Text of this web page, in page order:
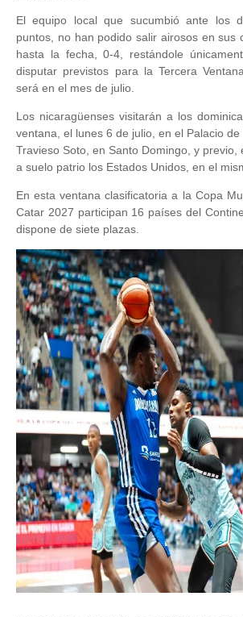
El equipo local que sucumbió ante los
puntos, no han podido salir airosos en sus
hasta la fecha, 0-4, restándole
disputar previstos para la Tercera
será en el mes de julio.
Los nicaragüenses visitarán a los
ventana, el lunes 6 de julio, en el Palacio
Travieso Soto, en Santo Domingo, y previo,
a suelo patrio los Estados Unidos, en el
En esta ventana clasificatoria a la Copa
Catar 2027 participan 16 países del
dispone de siete plazas.